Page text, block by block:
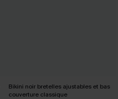
Bikini noir bretelles ajustables et bas
couverture classique